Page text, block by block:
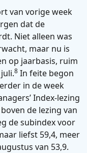
van vorige week
dat de
Niet alleen was
maar nu is
op jaarbasis, ruim
8 In feite begon
in de week
Index-lezing
de lezing van
de subindex voor
liefst 59,4, meer
van 53,9.